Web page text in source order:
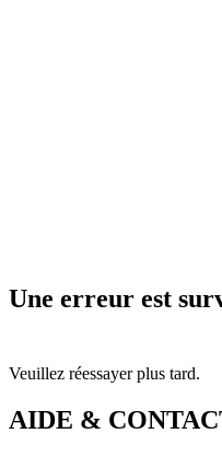
Une erreur est
Veuillez réessayer plus tard.
AIDE &